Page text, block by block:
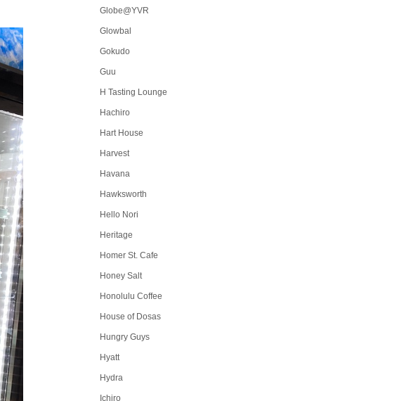
Globe@YVR
Glowbal
Gokudo
Guu
H Tasting Lounge
Hachiro
Hart House
Harvest
Havana
Hawksworth
Hello Nori
Heritage
Homer St. Cafe
Honey Salt
Honolulu Coffee
House of Dosas
Hungry Guys
Hyatt
Hydra
Ichiro